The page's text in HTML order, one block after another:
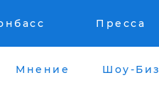
Пресса
Мнение Шоу-Биз